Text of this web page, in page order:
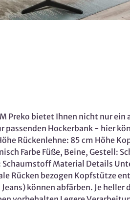
Preko bietet Ihnen nicht nur
passenden Hockerbank - hier
Rückenlehne: 85 cm Höhe
Farbe Füße, Beine, Gestell:
Schaumstoff Material Details
Rücken bezogen Kopfstütze
können abfärben. Je